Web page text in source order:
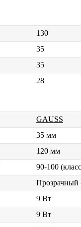
130
35
35
28
GAUSS
35 мм
120 мм
90-100
Прозрачный
9 Вт
9 Вт